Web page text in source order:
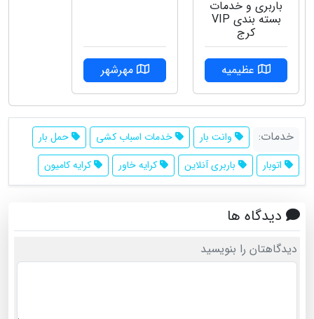
باربری و خدمات
بسته بندی VIP
کرج
عظیمیه مهرشهر
خدمات: وانت بار خدمات اسباب کشی
حمل بار
اتوبار
باربری آنلاین کرایه خاور کرایه کامیون
دیدگاه ها
دیدگاهتان را بنویسید